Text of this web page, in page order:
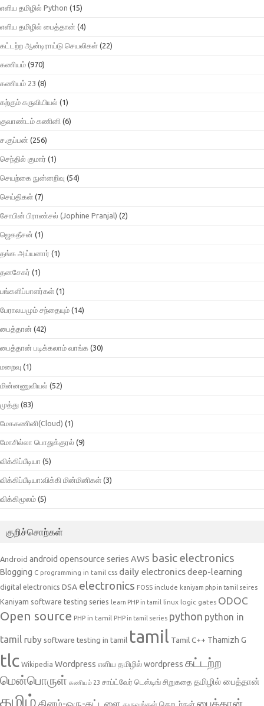
எளிய தமிழில் Python (15)
எளிய தமிழில் பைத்தான் (4)
கட்டற்ற ஆன்டிராய்டு செயலிகள் (22)
கணியம் (970)
கணியம் 23 (8)
கற்கும் கருவியியல் (1)
குவாண்டம் கணினி (6)
ச.குப்பன் (256)
செந்தில் குமார் (1)
செயற்கை நுன்னறிவு (54)
செய்திகள் (7)
சோபின் பிராண்சல் (Jophine Pranjal) (2)
ஜெகதீசன் (1)
தங்க அய்யனார் (1)
தனசேகர் (1)
பங்களிப்பாளர்கள் (1)
பேராலயமும் சந்தையும் (14)
பைத்தான் (42)
பைத்தான் படிக்கலாம் வாங்க (30)
மறைவு (1)
மின்னணுவியல் (52)
முத்து (83)
மேககணினி(Cloud) (1)
மோசில்லா பொதுக்குரல் (9)
விக்கிப்பீடியா (5)
விக்கிப்பீடியா:விக்கி மின்மினிகள் (3)
விக்கிமூலம் (5)
குறிச்சொற்கள்
Android android opensource series AWS basic electronics
Blogging C programming in tamil css daily electronicsdeep-learning
digital electronics DSA electronics FOSS include kaniyam php in tamil seires
Kaniyam software testing series learn PHP in tamil linux logic gates ODOC
Open source PHP in tamil PHP in tamil series python python in
tamil ruby software testing in tamil tamil Tamil C++ Thamizh G
tlc Wikipedia Wordpress எளிய தமிழில் wordpress கட்டற்ற
மென்பொருள் கணியம் 23 சாப்ட்வேர் டெஸ்டிங் சிறுகதை தமிழில் பைத்தான்
தமிழ் தினம்-ஒரு-கட்டளை பைத்தான்